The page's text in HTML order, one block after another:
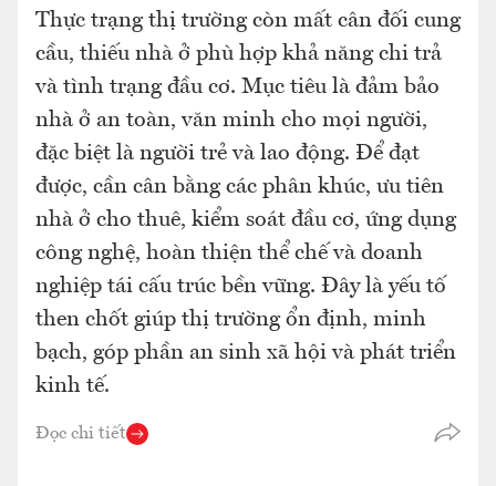
Thực trạng thị trường còn mất cân đối cung
cầu, thiếu nhà ở phù hợp khả năng chi trả
và tình trạng đầu cơ. Mục tiêu là đảm bảo
nhà ở an toàn, văn minh cho mọi người,
đặc biệt là người trẻ và lao động. Để đạt
được, cần cân bằng các phân khúc, ưu tiên
nhà ở cho thuê, kiểm soát đầu cơ, ứng dụng
công nghệ, hoàn thiện thể chế và doanh
nghiệp tái cấu trúc bền vững. Đây là yếu tố
then chốt giúp thị trường ổn định, minh
bạch, góp phần an sinh xã hội và phát triển
kinh tế.
Đọc chi tiết